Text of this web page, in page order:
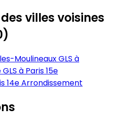
villes voisines
MoulineauxGLS à
GLS à Paris 15e
14e Arrondissement